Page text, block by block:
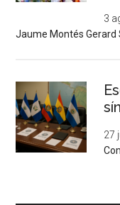
3
Jaume Montés Gerard
27